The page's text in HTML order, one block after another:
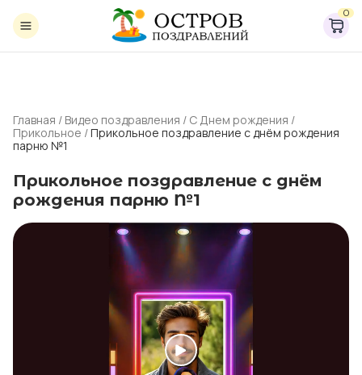
0
Главная / Видео поздравления / С Днем рождения /
Прикольное /Прикольное поздравление с днём рождения
парню №1
Прикольное поздравление с днём
рождения парню №1